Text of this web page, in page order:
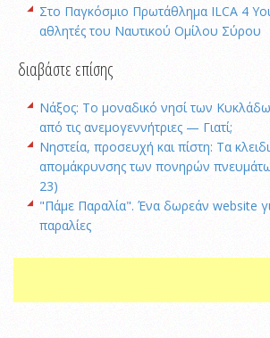
Στο Παγκόσμιο Πρωτάθλημα ILCA 4
αθλητές του Ναυτικού Ομίλου Σύρου
διαβάστε επίσης
Νάξος: Το μοναδικό νησί των
από τις ανεμογεννήτριες — Γιατί;
Νηστεία, προσευχή και πίστη: Τα
απομάκρυνσης των πονηρών
23)
"Πάμε Παραλία". Ένα δωρεάν website
παραλίες